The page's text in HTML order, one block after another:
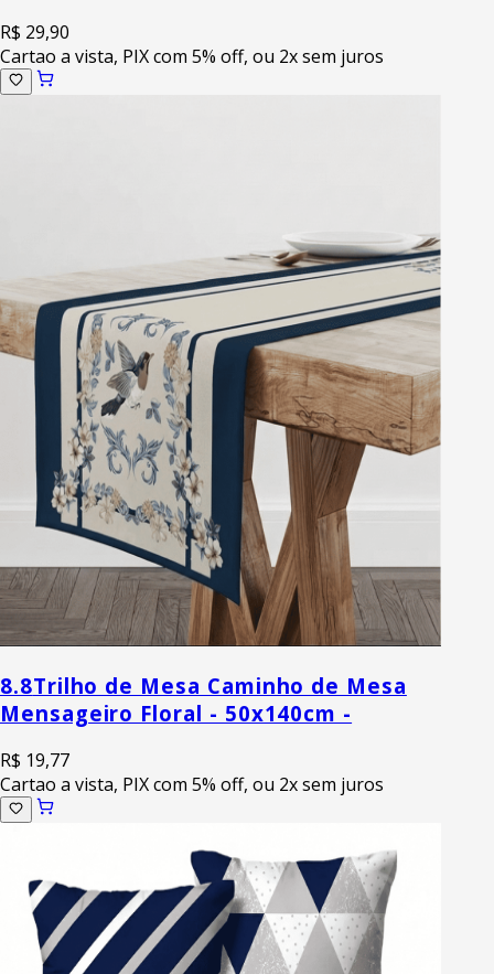
R$ 29,90
Cartao a vista, PIX com 5% off, ou 2x sem juros
8.8Trilho de Mesa Caminho de Mesa
Mensageiro Floral - 50x140cm -
R$ 19,77
Cartao a vista, PIX com 5% off, ou 2x sem juros